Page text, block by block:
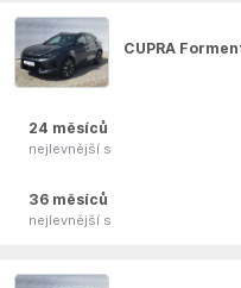
CUPRA
24 měsíců
nejlevnější s
36 měsíců
nejlevnější s